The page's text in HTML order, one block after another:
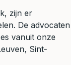
zijn er
De advocaten
vanuit onze
Sint-